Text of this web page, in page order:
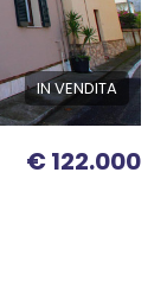
IN VENDITA
€ 122.000